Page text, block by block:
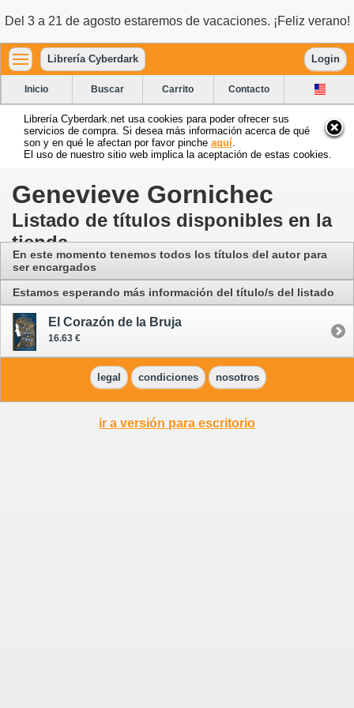
Del 3 a 21 de agosto estaremos de vacaciones. ¡Feliz verano!
Librería Cyberdark Login
Inicio Buscar Carrito Contacto
Librería Cyberdark.net usa cookies para poder ofrecer sus
servicios de compra. Si desea más información acerca de qué
son y en qué le afectan por favor pinche aquí
El uso de nuestro sitio web implica la aceptación de estas cookies.
Genevieve Gornichec
Listado de títulos disponibles en la
tienda
En este momento tenemos todos los títulos del autor para
ser encargados
Estamos esperando más información del título/s del listado
El Corazón de la Bruja
16.63 €
legal condiciones nosotros
ir a versión para escritorio